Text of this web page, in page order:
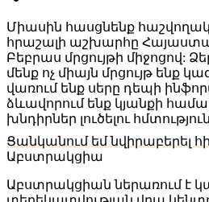
Միասին հասցնենք
հրաշալի աշխարհը
Բեբրաս մրցույթի միջոցով:
մենք ոչ միայն մրցույթ ենք
վառում ենք սերը դեպի
ձևավորում ենք կյանքի
խնդիրներ լուծելու
Ցանկանում եմ նվիրաբերել
Աբստրակցիա
Աբստրակցիան ներառում է